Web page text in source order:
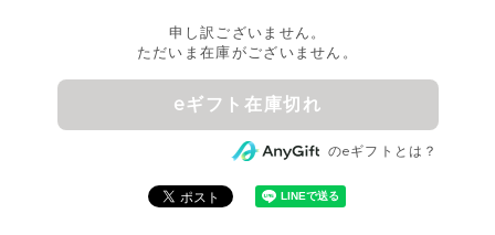
申し訳ございません。
ただいま在庫がございません。
eギフト在庫切れ
のeギフトとは？